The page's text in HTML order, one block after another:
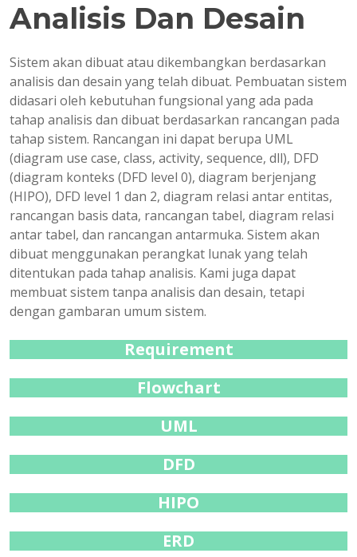
Analisis Dan Desain
Sistem akan dibuat atau dikembangkan berdasarkan
analisis dan desain yang telah dibuat. Pembuatan sistem
didasari oleh kebutuhan fungsional yang ada pada
tahap analisis dan dibuat berdasarkan rancangan pada
tahap sistem. Rancangan ini dapat berupa UML
(diagram use case, class, activity, sequence, dll), DFD
(diagram konteks (DFD level 0), diagram berjenjang
(HIPO), DFD level 1 dan 2, diagram relasi antar entitas,
rancangan basis data, rancangan tabel, diagram relasi
antar tabel, dan rancangan antarmuka. Sistem akan
dibuat menggunakan perangkat lunak yang telah
ditentukan pada tahap analisis. Kami juga dapat
membuat sistem tanpa analisis dan desain, tetapi
dengan gambaran umum sistem.
Requirement
Flowchart
UML
DFD
HIPO
ERD